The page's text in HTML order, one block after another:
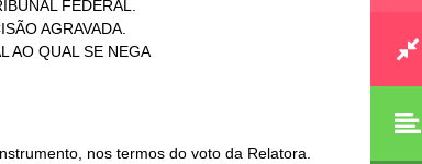
nos termos do voto da Relatora.